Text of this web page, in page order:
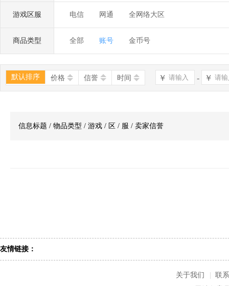
游戏区服 电信 网通 全网络大区
商品类型 全部 账号 金币号
默认排序 价格 信誉 时间 ￥ - ￥
信息标题 / 物品类型 / 游戏 / 区 / 服 / 卖家信誉
友情链接：
关于我们
联